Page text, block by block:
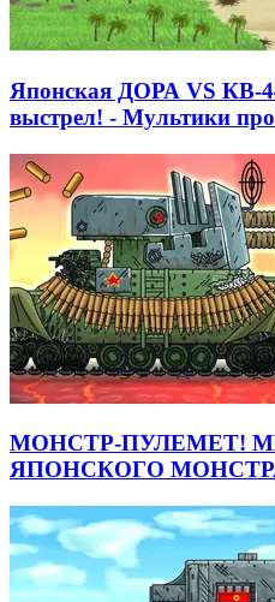
Японская ДОРА VS КВ-
выстрел! - Мультики
МОНСТР-ПУЛЕМЕТ!
ЯПОНСКОГО